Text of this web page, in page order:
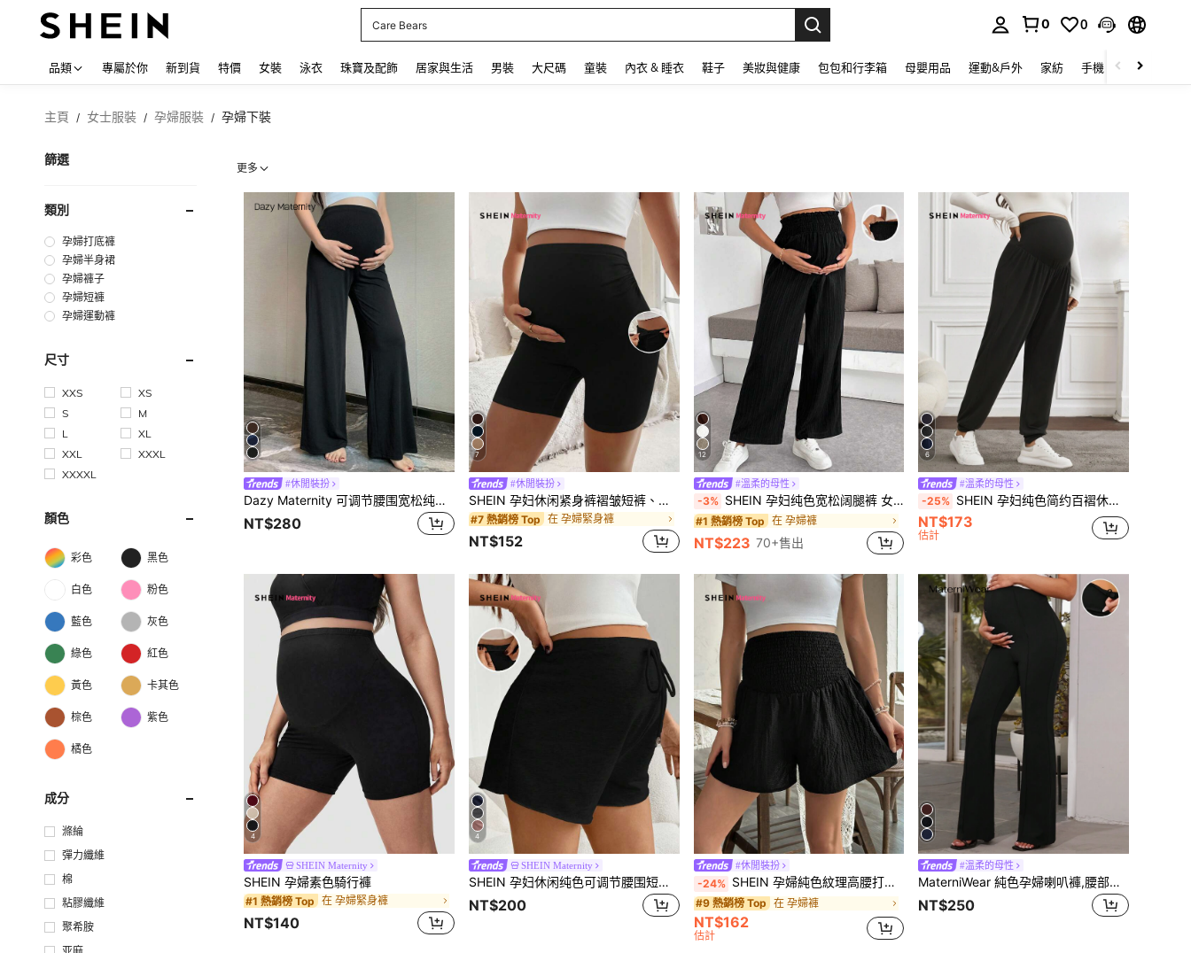
背心
0 0
品類 專屬於你 新到貨 特價 女裝 泳衣 珠寶及配飾 居家與生活 男裝 大尺碼 童裝 內衣 & 睡衣 鞋子 美妝與健康 包包和行李箱 母嬰用品 運動&戶外 家紡 手機 & 手機配件
主頁 / 女士服裝 / 孕婦服裝 / 孕婦下裝
篩選
類別
孕婦打底褲
孕婦半身裙
孕婦褲子
孕婦短褲
孕婦運動褲
尺寸
XXS
XS
S
M
L
XL
XXL
XXXL
XXXXL
顏色
彩色 黑色
白色 粉色
藍色 灰色
綠色 紅色
黃色 卡其色
棕色 紫色
橘色
成分
滌綸
彈力纖維
棉
粘膠纖維
聚希胺
更多
#休閒裝扮
Dazy Maternity 可调节腰围宽松纯色高腰长款孕妇打底裤
NT$280
7
#休閒裝扮
SHEIN 孕妇休闲紧身裤褶皱短裤、骑行短裤
#7 熱銷榜 Top 在 孕婦緊身褲
NT$152
12
#溫柔的母性
-3% SHEIN 孕妇纯色宽松阔腿裤 女式下装 女式阔腿裤 夏季女式阔腿裤
#1 熱銷榜 Top 在 孕婦褲
NT$223 70+售出
6
#溫柔的母性
-25% SHEIN 孕妇纯色简约百褶休闲裤
NT$173
估計
4
SHEIN Maternity
SHEIN 孕婦素色騎行褲
#1 熱銷榜 Top 在 孕婦緊身褲
NT$140
4
SHEIN Maternity
SHEIN 孕妇休闲纯色可调节腰围短裤，夏季
NT$200
#休閒裝扮
-24% SHEIN 孕婦純色紋理高腰打褶寬腿短褲，夏季必備
#9 熱銷榜 Top 在 孕婦褲
NT$162
估計
#溫柔的母性
MaterniWear 純色孕婦喇叭褲,腰部可調節
NT$250